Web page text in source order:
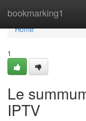
bookmarking1
Home
Home
1
Le
IPTV